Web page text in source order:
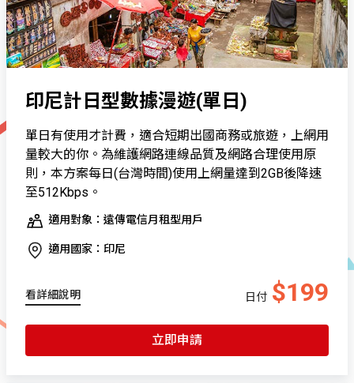
印尼計日型數據漫遊(單日)
單日有使用才計費，適合短期出國商務或旅遊，上網用
量較大的你。為維護網路連線品質及網路合理使用原
則，本方案每日(台灣時間)使用上網量達到2GB後降速
至512Kbps。
適用對象：遠傳電信月租型用戶
適用國家：印尼
看詳細說明 日付 $199
立即申請